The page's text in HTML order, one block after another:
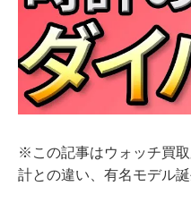
※この記事はウォッチ買
計との違い、有名モデル